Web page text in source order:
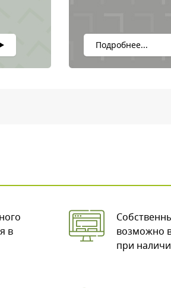
Подробнее...
в
возможно
при